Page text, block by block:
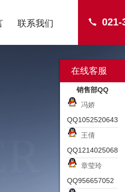
021-
联系我们
在线客服
销售部QQ
冯娇
QQ1052520643
王倩
QQ1214025068
章莹玲
QQ956657052